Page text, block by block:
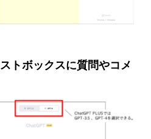
トボックスに質問やコメ